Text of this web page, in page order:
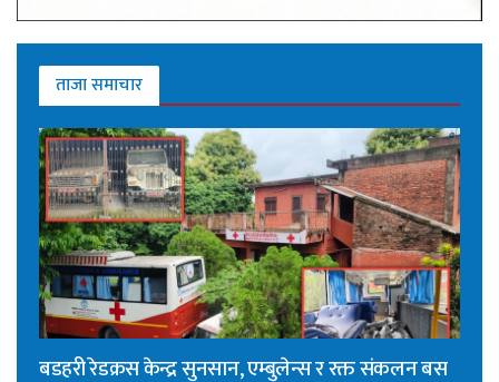
ताजा समाचार
बडहरी रेडक्रस केन्द्र सुनसान, एम्बुलेन्स र रक्त संकलन बस